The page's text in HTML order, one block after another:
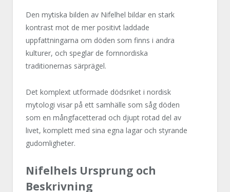
Den mytiska bilden av Nifelhel bildar en stark
kontrast mot de mer positivt laddade
uppfattningarna om döden som finns i andra
kulturer, och speglar de fornnordiska
traditionernas särprägel.
Det komplext utformade dödsriket i nordisk
mytologi visar på ett samhälle som såg döden
som en mångfacetterad och djupt rotad del av
livet, komplett med sina egna lagar och styrande
gudomligheter.
Nifelhels Ursprung och
Beskrivning